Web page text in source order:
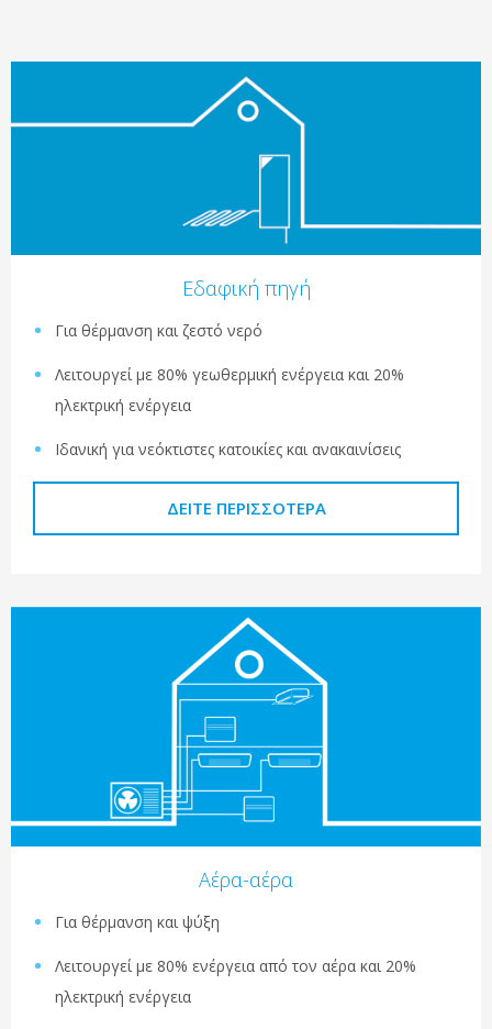
Εδαφική πηγή
Για θέρμανση και ζεστό νερό
Λειτουργεί με 80% γεωθερμική ενέργεια και 20%
ηλεκτρική ενέργεια
Ιδανική για νεόκτιστες κατοικίες και ανακαινίσεις
ΔΕΊΤΕ ΠΕΡΙΣΣΌΤΕΡΑ
Αέρα-αέρα
Για θέρμανση και ψύξη
Λειτουργεί με 80% ενέργεια από τον αέρα και 20%
ηλεκτρική ενέργεια